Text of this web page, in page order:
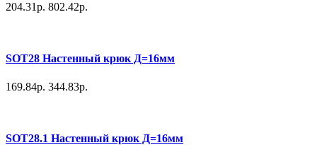
204.31р. 802.42р.
SOT28 Настенный крюк Д=16мм
169.84р. 344.83р.
SOT28.1 Настенный крюк Д=16мм